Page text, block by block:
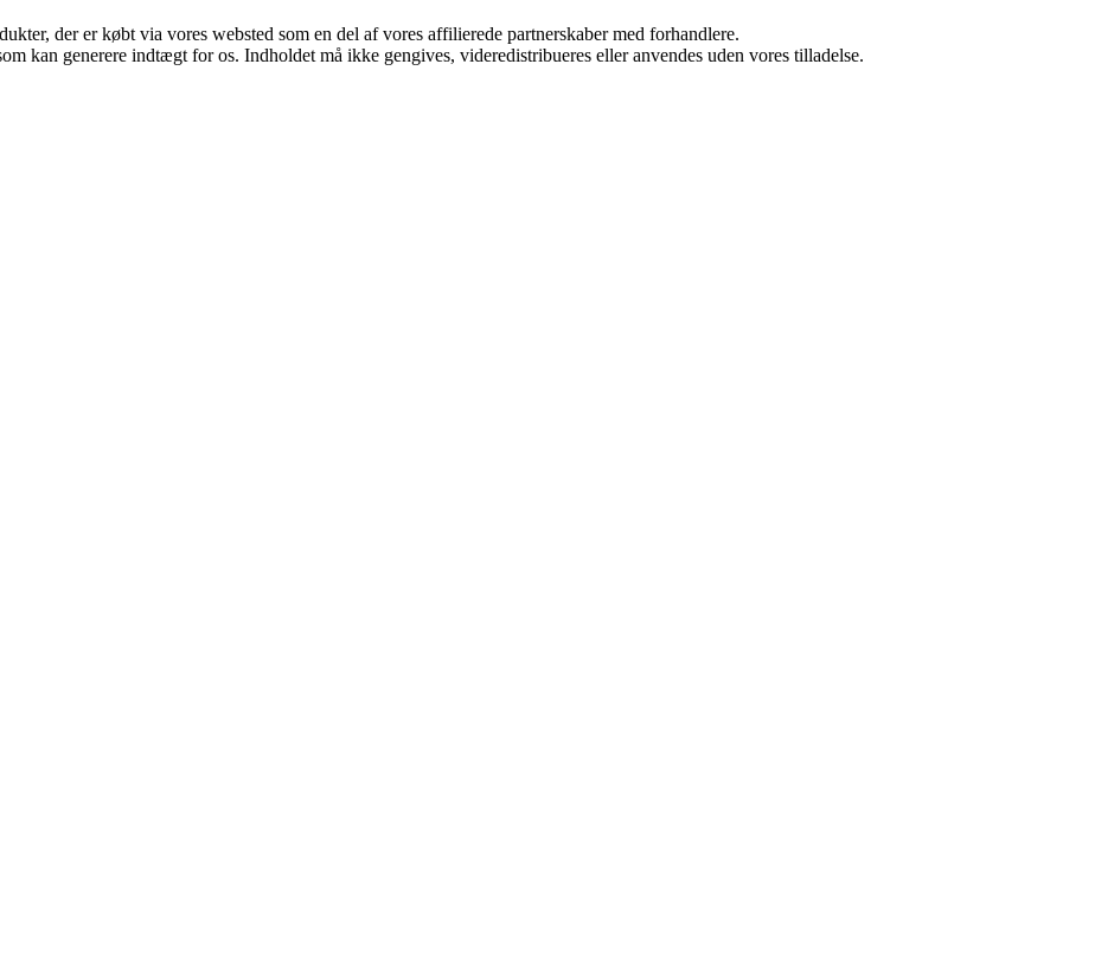
der er købt via vores websted som en del af vores affilierede partnerskaber med forhandlere.
kan generere indtægt for os. Indholdet må ikke gengives, videredistribueres eller anvendes uden vores tilladelse.